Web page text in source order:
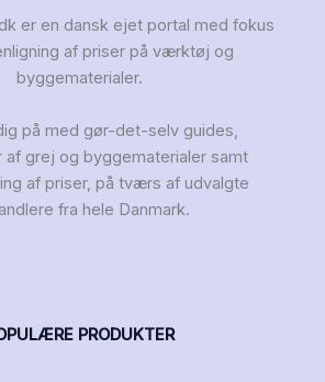
er en dansk ejet portal med fokus
af priser på værktøj og
byggematerialer.
på med gør-det-selv guides,
af grej og byggematerialer samt
af priser, på tværs af udvalgte
fra hele Danmark.
PRODUKTER